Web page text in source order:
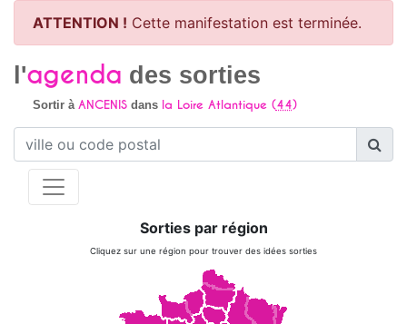
ATTENTION ! Cette manifestation est terminée.
l'agenda des sorties
Sortir à ANCENISdans la Loire Atlantique (44)
Sorties par région
Cliquez sur une région pour trouver des idées sorties